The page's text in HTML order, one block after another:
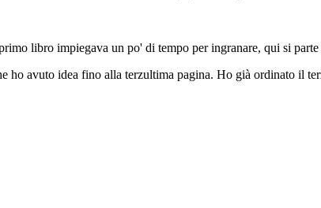
libro impiegava un po' di tempo per ingranare, qui si parte
ho avuto idea fino alla terzultima pagina. Ho già ordinato il